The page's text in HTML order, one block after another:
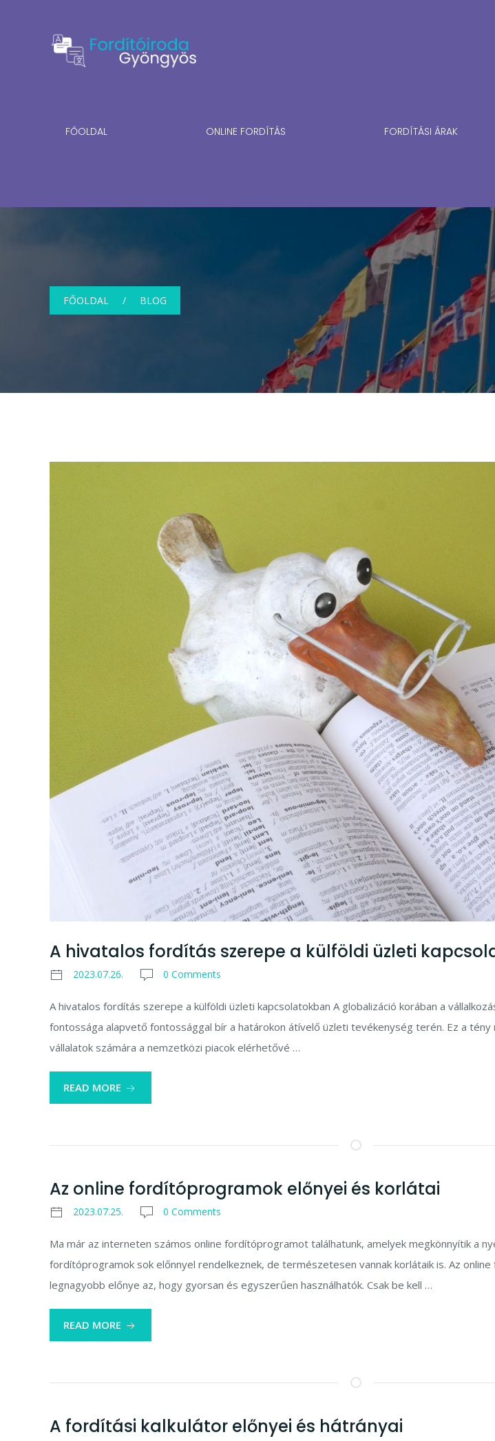
FŐOLDAL ONLINE FORDÍTÁS FORDÍTÁSI ÁRAK
FŐOLDAL BLOG
A hivatalos fordítás szerepe a külföldi üzleti
2023.07.26. 0 Comments
A hivatalos fordítás szerepe a külföldi üzleti kapcsolatokban A globalizáció korában a
fontossága alapvető fontossággal bír a határokon átívelő üzleti tevékenység terén. Ez a tény
vállalatok számára a nemzetközi piacok elérhetővé …
READ MORE
Az online fordítóprogramok előnyei és korlátai
2023.07.25. 0 Comments
Ma már az interneten számos online fordítóprogramot találhatunk, amelyek megkönnyítik a
fordítóprogramok sok előnnyel rendelkeznek, de természetesen vannak korlátaik is. Az
legnagyobb előnye az, hogy gyorsan és egyszerűen használhatók. Csak be kell …
READ MORE
A fordítási kalkulátor előnyei és hátrányai